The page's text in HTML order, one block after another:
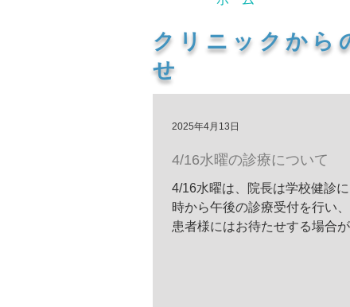
クリニックから
せ
4/16水曜の診療について
4/16水曜は、院長は学校健診
時から午後の診療受付を行い
患者様にはお待たせする場合が
2025年4月13日